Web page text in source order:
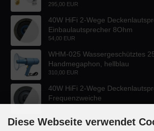
295,00 EUR
40W HiFi 2-Wege
Einbaulautsprecher 8Ohm
54,00 EUR
WHM-025 Wassergeschütztes
Handmegaphon, hellblau
310,00 EUR
40W HiFi 2-Wege
Frequenzweiche
Diese Webseite verwendet